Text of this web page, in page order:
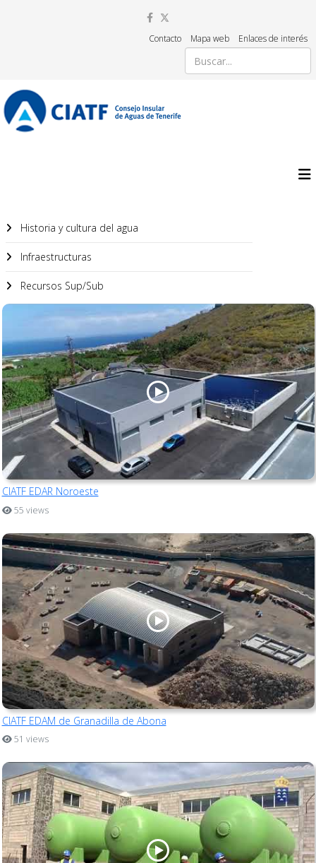
Contacto Mapa web Enlaces de interés
Historia y cultura del agua
Infraestructuras
Recursos Sup/Sub
CIATF EDAR Noroeste
55 views
CIATF EDAM de Granadilla de Abona
51 views